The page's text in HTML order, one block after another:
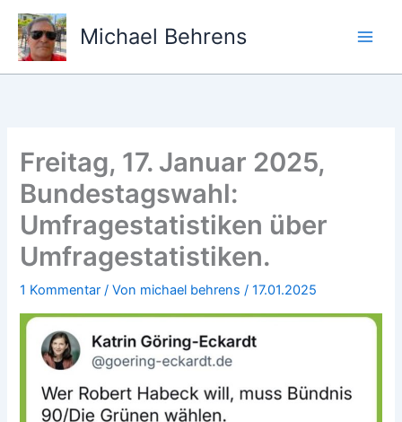
Zum
Inhalt
springen
Michael Behrens
Freitag, 17. Januar 2025,
Bundestagswahl:
Umfragestatistiken über
Umfragestatistiken.
1 Kommentar / Von michael behrens/17.01.2025